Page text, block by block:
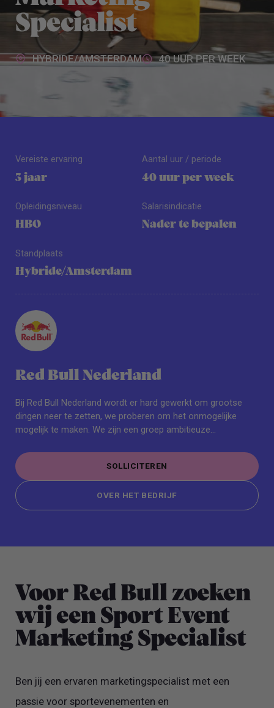
Specialist
HYBRIDE/AMSTERDAM 40 UUR PER WEEK
Vereiste ervaring
3 jaar
Opleidingsniveau
HBO
Standplaats
Hybride/Amsterdam
Aantal uur / periode
40 uur per week
Salarisindicatie
Nader te bepalen
Red Bull Nederland
Bij Red Bull Nederland wordt er hard gewerkt om grootse
dingen neer te zetten, we proberen om het onmogelijke
mogelijk te maken. We zijn een groep ambitieuze
aan mensen en ideeën. Ons kantoor is gevestigd op de
Houthavens in Amsterdam.SOLLICITEREN
SOLLICITEREN
OVER HET BEDRIJF
Voor Red Bull zoeken
wij een Sport Event
Marketing Specialist
Ben jij een ervaren marketingspecialist met een
passie voor sportevenementen en